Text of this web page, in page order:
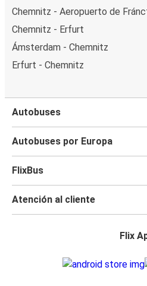
Chemnitz - Aeropuerto de
Chemnitz - Erfurt
Ámsterdam - Chemnitz
Erfurt - Chemnitz
Autobuses
Autobuses por Europa
FlixBus
Atención al cliente
Flix